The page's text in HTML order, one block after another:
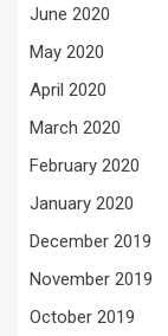
June 2020
May 2020
April 2020
March 2020
February 2020
January 2020
December 2019
November 2019
October 2019